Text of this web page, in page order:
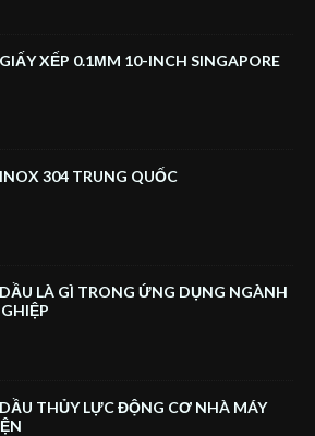
XẾP 0.1ΜM 10-INCH SINGAPORE
304 TRUNG QUỐC
LÀ GÌ TRONG ỨNG DỤNG NGÀNH
THỦY LỰC ĐỘNG CƠ NHÀ MÁY